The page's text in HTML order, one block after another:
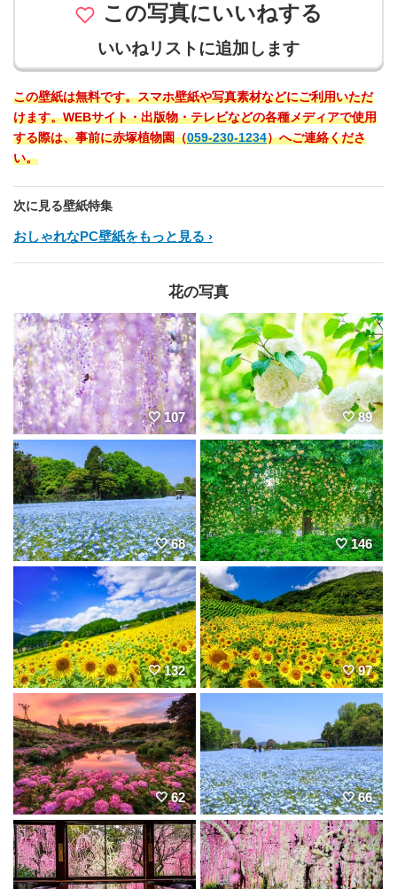
この写真にいいねする
いいねリストに追加します
この壁紙は無料です。スマホ壁紙や写真素材などにご利用いただ
けます。WEBサイト・出版物・テレビなどの各種メディアで使用
する際は、事前に赤塚植物園（059-230-1234）へご連絡くださ
い。
次に見る壁紙特集
おしゃれなPC壁紙をもっと見る
花の写真
107 89
68 146
132 97
62 66